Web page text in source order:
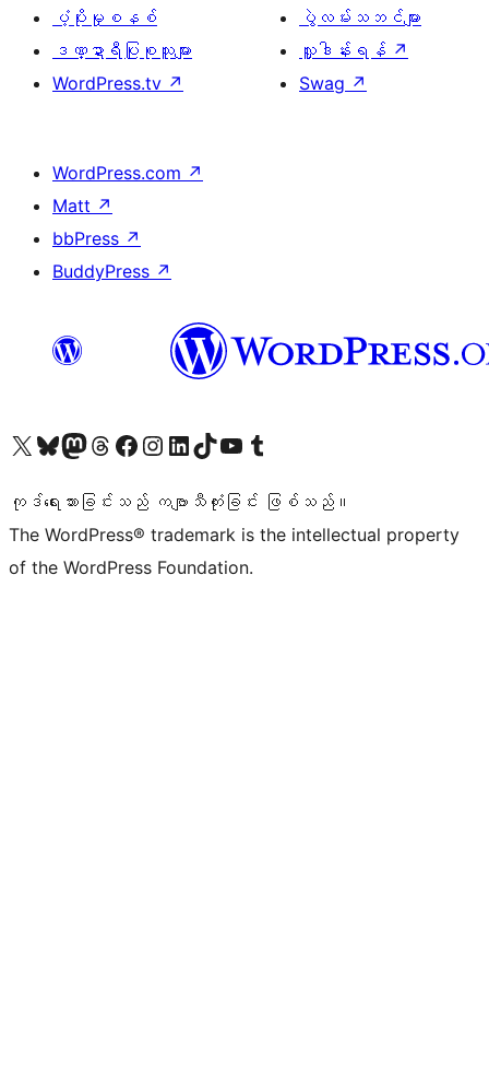
ပံ့ပိုးမှုစနစ်
ဒဏ္ဍာရီပြုစုသူများ
WordPress.tv ↗
ပွဲလမ်းသဘင်များ
လှူဒါန်းရန် ↗
Swag ↗
WordPress.com ↗
Matt ↗
bbPress ↗
BuddyPress ↗
ကျွန်ုပ်တို့၏ X (ယခင် Twitter) အကောင့်သို့ သွားရောက်ကြည့်ရှုပါကျွန်ုပ်တို့၏ Bluesky အကောင့်သို့ ဝင်ရောက်ကြည့်ရှုရန်
ကျွန်ုပ်တို့၏ Mastodon အကောင့်သို့ သွားရောက်ကြည့်ရှုပါကျွန်ုပ်တို့၏ Threads အကောင့်သို့ ဝင်ရောက်ကြည့်ရှုရန်
ကျွန်ုပ်တို့၏ Facebook စာမျက်နှာသို့ သွားရောက်ကြည့်ရှုပါကျွန်ုပ်တို့၏ Instagram အကောင့်သို့ သွားရောက်ကြည့်ရှုပါ ကျွန်ုပ်တို့၏ LinkedIn အကောင့်သို့ သွားရောက်ကြည့်ရှုပါကျွန်ုပ်တို့၏ TikTok အကောင့်သို့ ဝင်ရောက်ကြည့်ရှုရန်
ကျွန်ုပ်တို့၏ YouTube ချန်နယ်သို့ သွားရောက်ကြည့်ရှုပါ ကျွန်ုပ်တို့၏ Tumblr အကောင့်သို့ ဝင်ရောက်ကြည့်ရှုရန်
ကုဒ်ရေးသားခြင်းသည် ကဗျာသီကုံးခြင်း ဖြစ်သည်။
The WordPress® trademark is the intellectual property
of the WordPress Foundation.